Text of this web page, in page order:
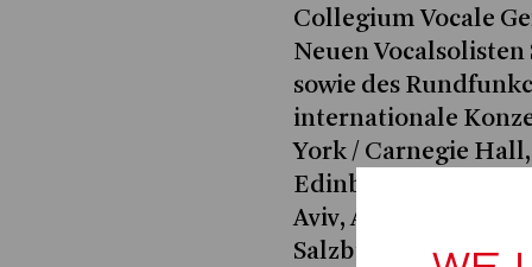
Collegium Vocale
Neuen
sowie des
internationale
York / Carnegie
Edinburgh, Prag,
Aviv, Amsterdam,
Salzburg, Rom,